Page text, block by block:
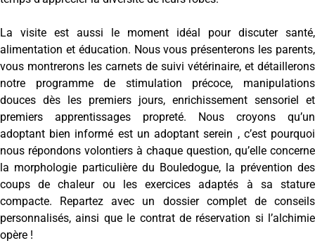
La visite est aussi le moment idéal pour discuter santé,
alimentation et éducation. Nous vous présenterons les parents,
vous montrerons les carnets de suivi vétérinaire, et détaillerons
notre programme de stimulation précoce, manipulations
douces dès les premiers jours, enrichissement sensoriel et
premiers apprentissages propreté. Nous croyons qu’un
adoptant bien informé est un adoptant serein , c’est pourquoi
nous répondons volontiers à chaque question, qu’elle concerne
la morphologie particulière du Bouledogue, la prévention des
coups de chaleur ou les exercices adaptés à sa stature
compacte. Repartez avec un dossier complet de conseils
personnalisés, ainsi que le contrat de réservation si l’alchimie
opère !